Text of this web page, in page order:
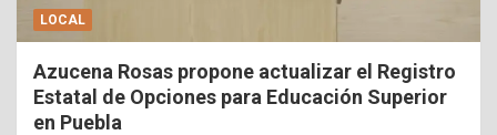
LOCAL
Azucena Rosas propone actualizar el Registro
Estatal de Opciones para Educación Superior
en Puebla